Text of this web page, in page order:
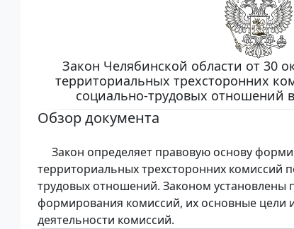
Закон Челябинской области от 30
территориальных трехсторонних
социально-трудовых отношений
Обзор документа
Закон определяет правовую основу
территориальных трехсторонних комиссий
трудовых отношений. Законом установлены
формирования комиссий, их основные цели
деятельности комиссий.